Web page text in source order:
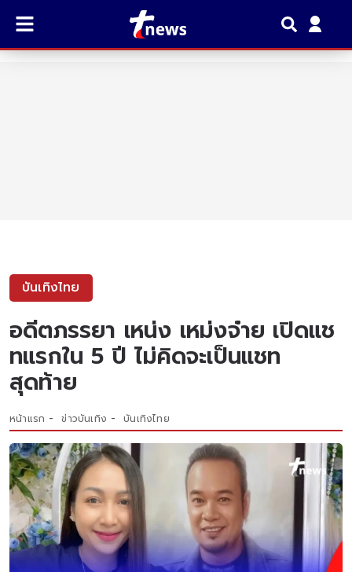
บันเทิงไทย
อดีตภรรยา เหน่ง เหม่งจ๋าย เปิดแช
ทแรกใน 5 ปี ไม่คิดจะเป็นแชท
สุดท้าย
หน้าแรก ข่าวบันเทิง บันเทิงไทย